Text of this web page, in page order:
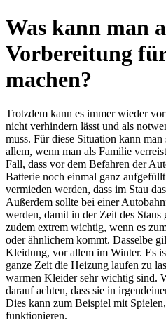
Was kann man
Vorbereitung
machen?
Trotzdem kann es immer wieder
nicht verhindern lässt und als
muss. Für diese Situation kann
allem, wenn man als Familie
Fall, dass vor dem Befahren der
Batterie noch einmal ganz
vermieden werden, dass im Stau
Außerdem sollte bei einer
werden, damit in der Zeit des Staus
zudem extrem wichtig, wenn es
oder ähnlichem kommt. Dasselbe
Kleidung, vor allem im Winter. Es
ganze Zeit die Heizung laufen zu
warmen Kleider sehr wichtig sind.
darauf achten, dass sie in
Dies kann zum Beispiel mit
funktionieren.